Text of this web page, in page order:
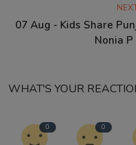
07 Aug - Kids Share
Nonia
WHAT'S YOUR
0 0